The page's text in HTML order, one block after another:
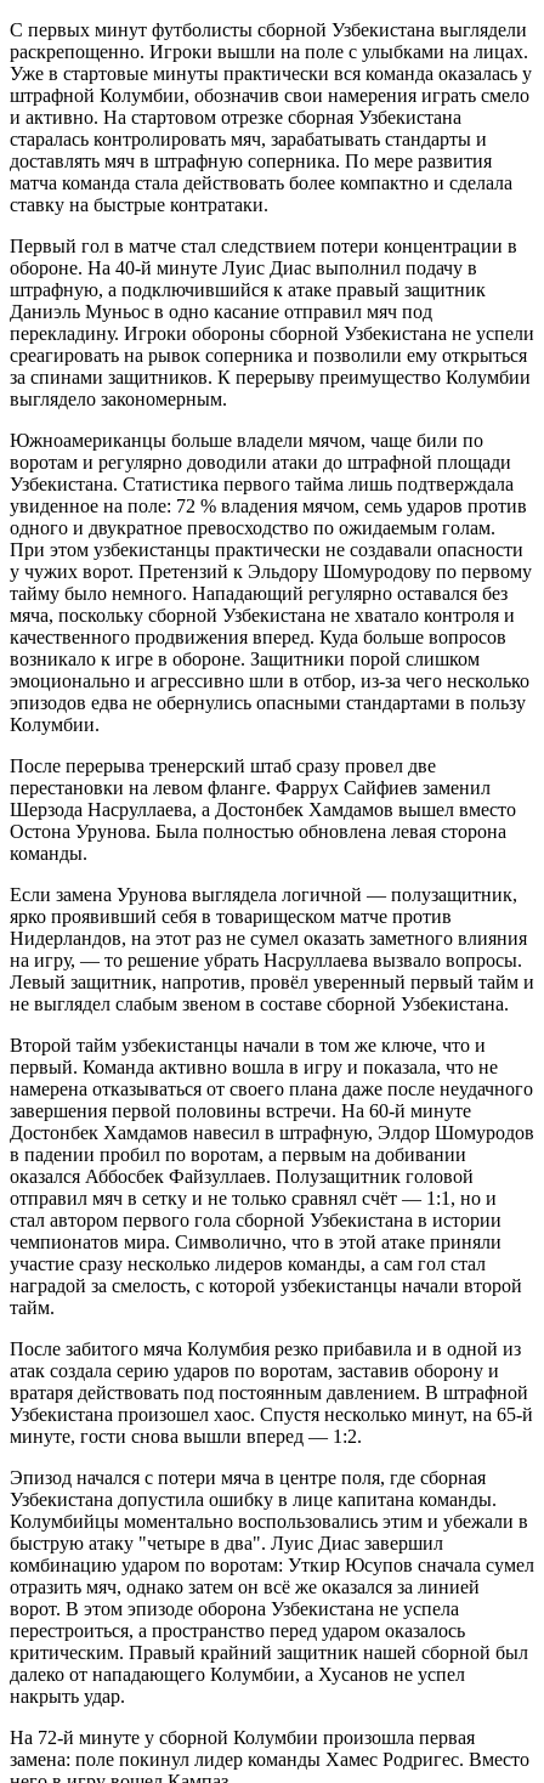
С первых минут футболисты сборной Узбекистана выглядели
раскрепощенно. Игроки вышли на поле с улыбками на лицах.
Уже в стартовые минуты практически вся команда оказалась у
штрафной Колумбии, обозначив свои намерения играть смело
и активно. На стартовом отрезке сборная Узбекистана
старалась контролировать мяч, зарабатывать стандарты и
доставлять мяч в штрафную соперника. По мере развития
матча команда стала действовать более компактно и сделала
ставку на быстрые контратаки.
Первый гол в матче стал следствием потери концентрации в
обороне. На 40-й минуте Луис Диас выполнил подачу в
штрафную, а подключившийся к атаке правый защитник
Даниэль Муньос в одно касание отправил мяч под
перекладину. Игроки обороны сборной Узбекистана не успели
среагировать на рывок соперника и позволили ему открыться
за спинами защитников. К перерыву преимущество Колумбии
выглядело закономерным.
Южноамериканцы больше владели мячом, чаще били по
воротам и регулярно доводили атаки до штрафной площади
Узбекистана. Статистика первого тайма лишь подтверждала
увиденное на поле: 72 % владения мячом, семь ударов против
одного и двукратное превосходство по ожидаемым голам.
При этом узбекистанцы практически не создавали опасности
у чужих ворот. Претензий к Эльдору Шомуродову по первому
тайму было немного. Нападающий регулярно оставался без
мяча, поскольку сборной Узбекистана не хватало контроля и
качественного продвижения вперед. Куда больше вопросов
возникало к игре в обороне. Защитники порой слишком
эмоционально и агрессивно шли в отбор, из-за чего несколько
эпизодов едва не обернулись опасными стандартами в пользу
Колумбии.
После перерыва тренерский штаб сразу провел две
перестановки на левом фланге. Фаррух Сайфиев заменил
Шерзода Насруллаева, а Достонбек Хамдамов вышел вместо
Остона Урунова. Была полностью обновлена левая сторона
команды.
Если замена Урунова выглядела логичной — полузащитник,
ярко проявивший себя в товарищеском матче против
Нидерландов, на этот раз не сумел оказать заметного влияния
на игру, — то решение убрать Насруллаева вызвало вопросы.
Левый защитник, напротив, провёл уверенный первый тайм и
не выглядел слабым звеном в составе сборной Узбекистана.
Второй тайм узбекистанцы начали в том же ключе, что и
первый. Команда активно вошла в игру и показала, что не
намерена отказываться от своего плана даже после неудачного
завершения первой половины встречи. На 60-й минуте
Достонбек Хамдамов навесил в штрафную, Элдор Шомуродов
в падении пробил по воротам, а первым на добивании
оказался Аббосбек Файзуллаев. Полузащитник головой
отправил мяч в сетку и не только сравнял счёт — 1:1, но и
стал автором первого гола сборной Узбекистана в истории
чемпионатов мира. Символично, что в этой атаке приняли
участие сразу несколько лидеров команды, а сам гол стал
наградой за смелость, с которой узбекистанцы начали второй
тайм.
После забитого мяча Колумбия резко прибавила и в одной из
атак создала серию ударов по воротам, заставив оборону и
вратаря действовать под постоянным давлением. В штрафной
Узбекистана произошел хаос. Спустя несколько минут, на 65-й
минуте, гости снова вышли вперед — 1:2.
Эпизод начался с потери мяча в центре поля, где сборная
Узбекистана допустила ошибку в лице капитана команды.
Колумбийцы моментально воспользовались этим и убежали в
быструю атаку "четыре в два". Луис Диас завершил
комбинацию ударом по воротам: Уткир Юсупов сначала сумел
отразить мяч, однако затем он всё же оказался за линией
ворот. В этом эпизоде оборона Узбекистана не успела
перестроиться, а пространство перед ударом оказалось
критическим. Правый крайний защитник нашей сборной был
далеко от нападающего Колумбии, а Хусанов не успел
накрыть удар.
На 72-й минуте у сборной Колумбии произошла первая
замена: поле покинул лидер команды Хамес Родригес. Вместо